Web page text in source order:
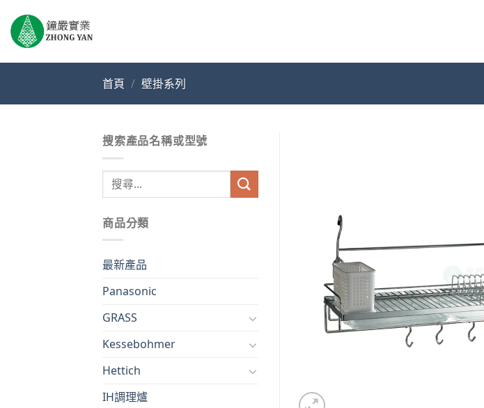
content
首頁 / 壁掛系列
搜索產品名稱或型號
鍵
字:
商品分類
最新產品
Panasonic
GRASS
Kessebohmer
Hettich
IH調理爐